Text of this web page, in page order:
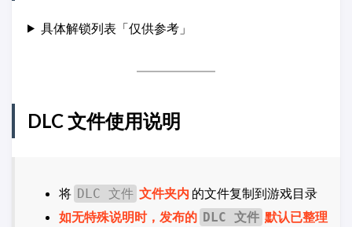
具体解锁列表「仅供参考」
DLC 文件使用说明
将 DLC 文件 文件夹内 的文件复制到游戏目录
如无特殊说明时，发布的 DLC 文件 默认已整理